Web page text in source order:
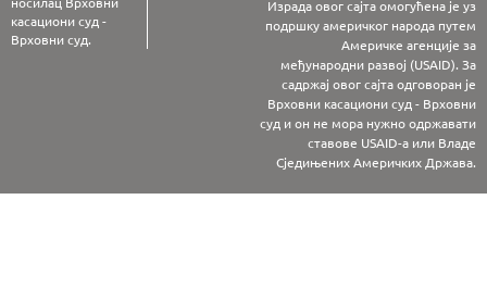
касациони суд -
Врховни суд.
Израда овог сајта омогућена је уз
подршку америчког народа путем
Америчке агенције за
међународни развој (USAID). За
садржај овог сајта одговоран је
Врховни касациони суд - Врховни
суд и он не мора нужно одржавати
ставове USAID-а или Владе
Сједињених Америчких Држава.